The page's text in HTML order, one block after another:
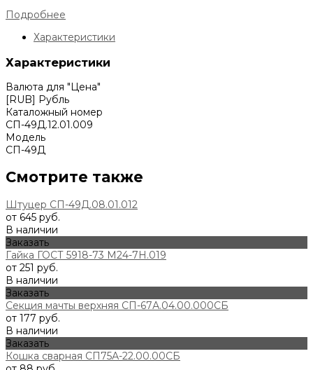
Подробнее
Характеристики
Характеристики
Валюта для "Цена"
[RUB] Рубль
Каталожный номер
СП-49Д.12.01.009
Модель
СП-49Д
Смотрите также
Штуцер СП-49Д.08.01.012
от 645 руб.
В наличии
Заказать
Гайка ГОСТ 5918-73 М24-7Н.019
от 251 руб.
В наличии
Заказать
Секция мачты верхняя СП-67А.04.00.000СБ
от 177 руб.
В наличии
Заказать
Кошка сварная СП75А-22.00.00СБ